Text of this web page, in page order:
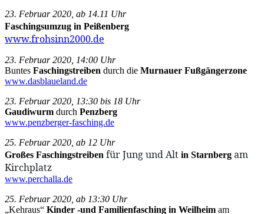
23. Februar 2020, ab 14.11 Uhr
Faschingsumzug in Peißenberg
www.frohsinn2000.de
23. Februar 2020, 14:00 Uhr
Buntes Faschingstreiben durch die Murnauer Fußgängerzone
www.dasblaueland.de
23. Februar 2020, 13:30 bis 18 Uhr
Gaudiwurm durch Penzberg
www.penzberger-fasching.de
25. Februar 2020, ab 12 Uhr
Großes Faschingstreiben für Jung und Alt in Starnberg am
Kirchplatz
www.perchalla.de
25. Februar 2020, ab 13:30 Uhr
„Kehraus“ Kinder -und Familienfasching in Weilheim am